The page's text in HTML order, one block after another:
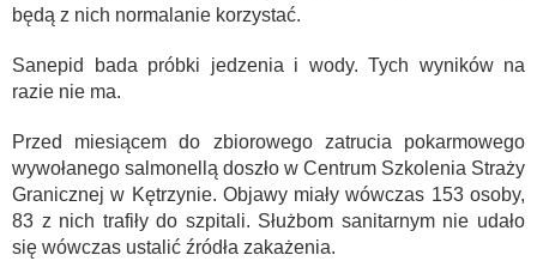
będą z nich normalanie korzystać.
Sanepid bada próbki jedzenia i wody. Tych wyników na
razie nie ma.
Przed miesiącem do zbiorowego zatrucia pokarmowego
wywołanego salmonellą doszło w Centrum Szkolenia Straży
Granicznej w Kętrzynie. Objawy miały wówczas 153 osoby,
83 z nich trafiły do szpitali. Służbom sanitarnym nie udało
się wówczas ustalić źródła zakażenia.